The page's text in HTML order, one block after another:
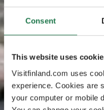
Consent
This website uses
Visitfinland.com uses
experience. Cookies are
your computer or mobile